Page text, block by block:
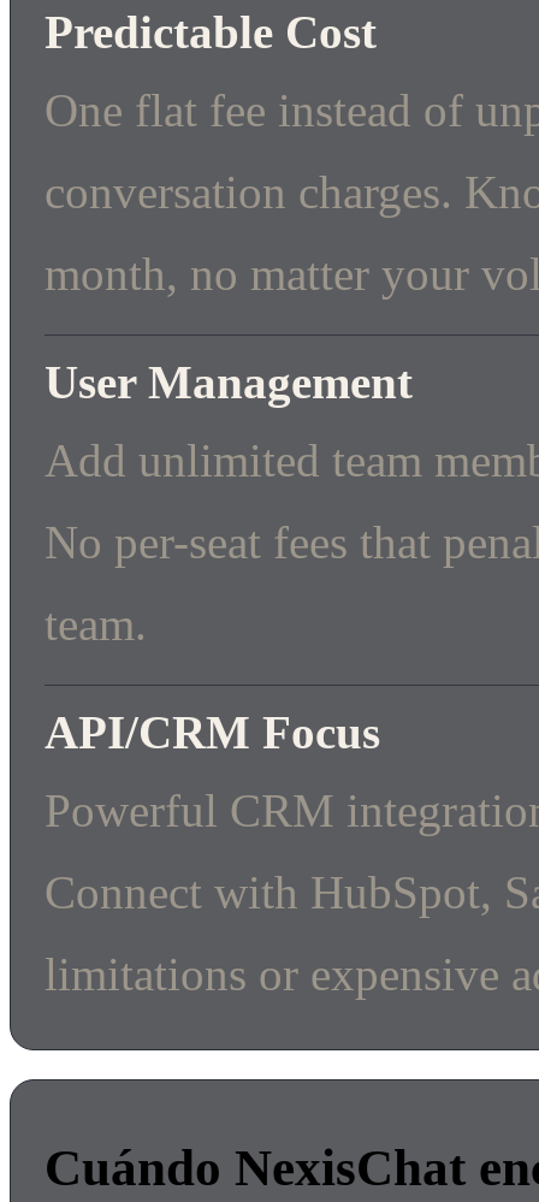
Predictable Cost
One flat fee instead of
conversation charges.
month, no matter your
User Management
Add unlimited team
No per-seat fees that
team.
API/CRM Focus
Powerful CRM
Connect with HubSpot,
limitations or expensive
Cuándo NexisChat